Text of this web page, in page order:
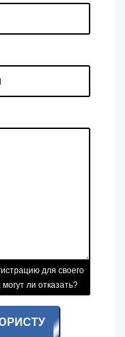
для своего
ли отказать?